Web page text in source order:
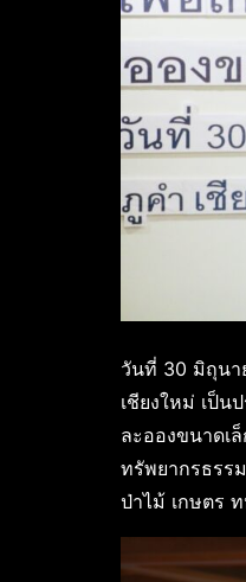
วันที่ 30 มิถุนา
เชียงใหม่ เป็
ละอองขนาดเ
ทรัพยากรธรร
ป่าไม้ เกษตร